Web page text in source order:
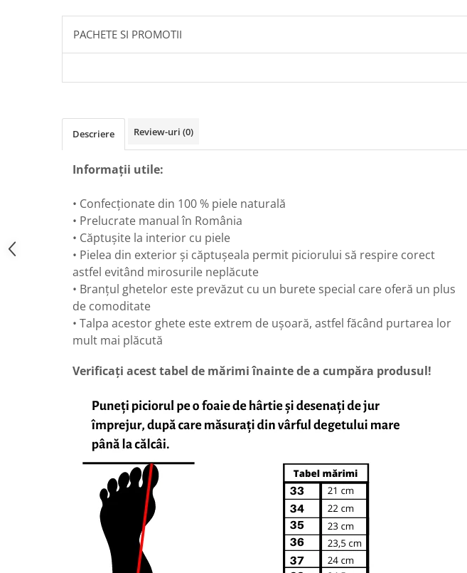
PACHETE SI PROMOTII
Descriere Review-uri (0)
Informații utile:
• Confecționate din 100 % piele naturală
• Prelucrate manual în România
• Căptușite la interior cu piele
• Pielea din exterior și căptușeala permit piciorului să respire corect
astfel evitând mirosurile neplăcute
• Branțul ghetelor este prevăzut cu un burete special care oferă un plus
de comoditate
• Talpa acestor ghete este extrem de ușoară, astfel făcând purtarea lor
mult mai plăcută
Verificați acest tabel de mărimi înainte de a cumpăra produsul!